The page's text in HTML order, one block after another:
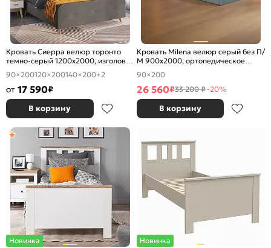
Кровать Сиерра велюр торонто
темно-серый 1200x2000, изголовье
мягкое
90×200120×200140×200+2
от 17 590₽
В корзину
Кровать Milena велюр серый без П/
М 900x2000, ортопедическое
основание, изголовье мягкое
90×200
26 560₽33 200 ₽-20%
В корзину
Новинка
Новинка